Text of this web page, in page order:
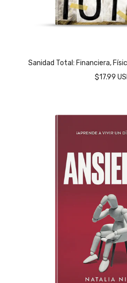
Sanidad Total: Financiera,
$17.99